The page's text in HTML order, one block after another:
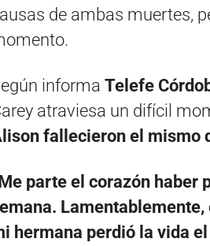
de ambas muertes,
informa Telefe
atraviesa un difícil
fallecieron el mismo
parte el corazón haber
hermana perdió la vida